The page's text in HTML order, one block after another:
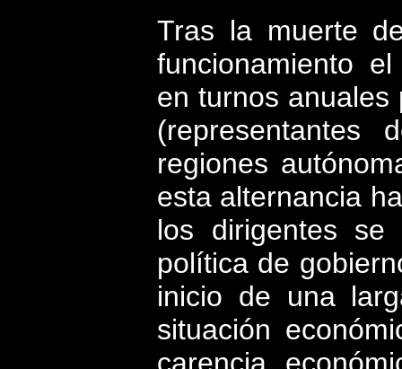
Tras la muerte
funcionamiento
en turnos anuales
regiones
esta alternancia
los dirigentes se
política de
inicio de una
situación
carencia